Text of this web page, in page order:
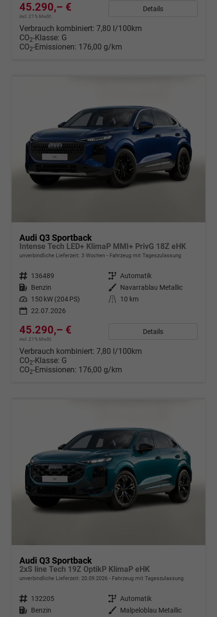
45.290,– €
incl. 21% MwSt.
Details
Verbrauch kombiniert: 7,80 l/100km
CO2-Klasse: G
CO2-Emissionen: 176,00 g/km
Audi Q3 Sportback
Intense Tech LED+ KlimaP MMI+ PrivG 18Z eHK
unverbindliche Lieferzeit: 3 Wochen Fahrzeug mit Tageszulassung
Fahrzeugnr. 136489 Getriebe Automatik
Kraftstoff Benzin Außenfarbe Navarrablau Metallic
Leistung 150 kW (204 PS) Kilometerstand
10 km
22.07.2026
45.290,– €
incl. 21% MwSt.
Details
Verbrauch kombiniert: 7,80 l/100km
CO2-Klasse: G
CO2-Emissionen: 176,00 g/km
Audi Q3 Sportback
2xS line Tech 19Z OptikP KlimaP eHK
unverbindliche Lieferzeit: 20.09.2026 Fahrzeug mit Tageszulassung
Fahrzeugnr. 132205 Getriebe Automatik
Kraftstoff Benzin Außenfarbe Malpeloblau Metallic